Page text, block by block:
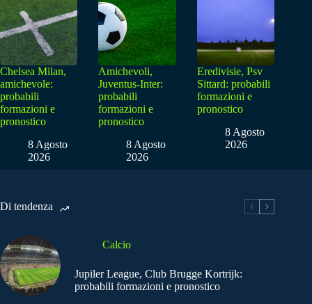
Chelsea Milan,
amichevole:
probabili
formazioni e
pronostico
8 Agosto
2026
Amichevoli,
Juventus-Inter:
probabili
formazioni e
pronostico
8 Agosto
2026
Eredivisie, Psv
Sittard: probabili
formazioni e
pronostico
8 Agosto
2026
Di tendenza
Calcio
Jupiler League, Club Brugge Kortrijk:
probabili formazioni e pronostico